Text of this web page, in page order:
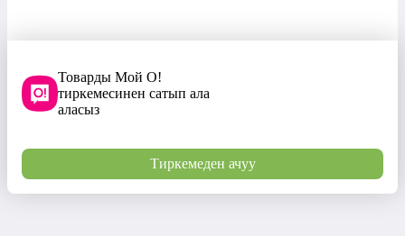
Товарды Мой О!
тиркемесинен сатып ала
аласыз
Тиркемеден ачуу